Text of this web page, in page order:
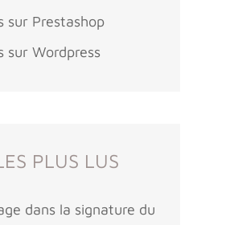
sur Prestashop
sur Wordpress
PLUS LUS
dans la signature du